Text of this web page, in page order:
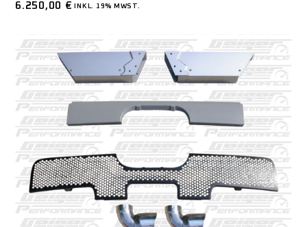
6.250,00 € INKL. 19% MWST.